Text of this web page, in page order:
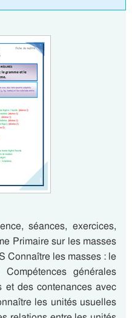
séances, exercices,
Primaire sur les masses
Connaître les masses : le
générales
et des contenances avec
les unités usuelles